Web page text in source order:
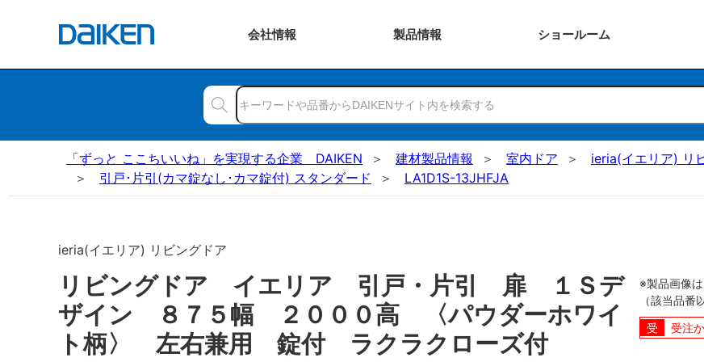
会社情報 製品情報 ショールーム
「ずっと ここちいいね」を実現する企業 DAIKEN 建材製品情報 室内ドア
ieria(イエリア) リ
引戸･片引(カマ錠なし･カマ錠付) スタンダード
LA1D1S-13JHFJA
ieria(イエリア) リビングドア
リビングドア イエリア 引戸・片引 扉 １Ｓデ
ザイン ８７５幅 ２０００高 〈パウダーホワイ
ト柄〉 左右兼用 錠付 ラクラクローズ付
※製品画像
（該当品番
受注